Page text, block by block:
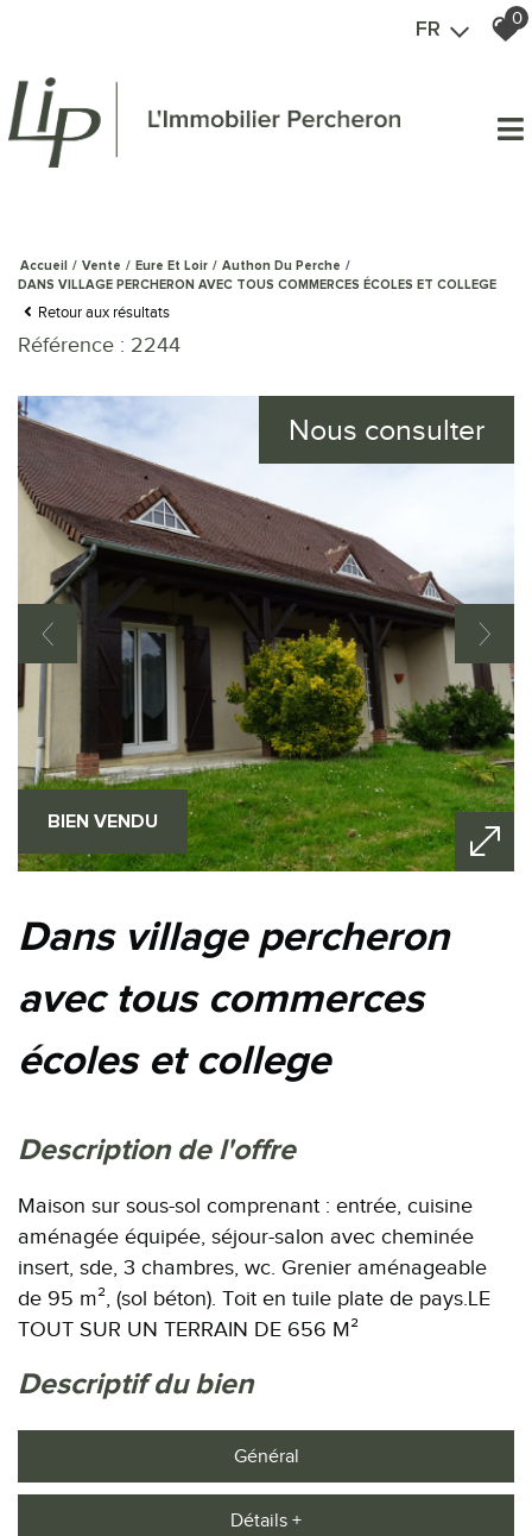
FR
0
Accueil Vente Eure Et Loir
Authon Du Perche
DANS VILLAGE PERCHERON AVEC TOUS COMMERCES ÉCOLES ET COLLEGE
Retour aux résultats
Référence : 2244
BIEN VENDU
Nous consulter
dans village percheron
avec tous commerces
écoles et college
description de l'offre
Maison sur sous-sol comprenant : entrée, cuisine
aménagée équipée, séjour-salon avec cheminée
insert, sde, 3 chambres, wc. Grenier aménageable
de 95 m², (sol béton). Toit en tuile plate de pays.LE
TOUT SUR UN TERRAIN DE 656 M²
descriptif du bien
Général
Détails +